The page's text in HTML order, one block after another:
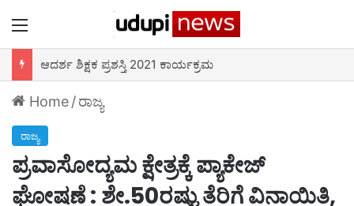
ಆದರ್ಶ ಶಿಕ್ಷಕ ಪ್ರಶಸ್ತಿ 2021 ಕಾರ್ಯಕ್ರಮ
Home/ರಾಜ್ಯ
ರಾಜ್ಯ
ಪ್ರವಾಸೋದ್ಯಮ ಕ್ಷೇತ್ರಕ್ಕೆ ಪ್ಯಾಕೇಜ್
ಘೋಷಣೆ : ಶೇ.50ರಷ್ಟು ತೆರಿಗೆ ವಿನಾಯಿತಿ,